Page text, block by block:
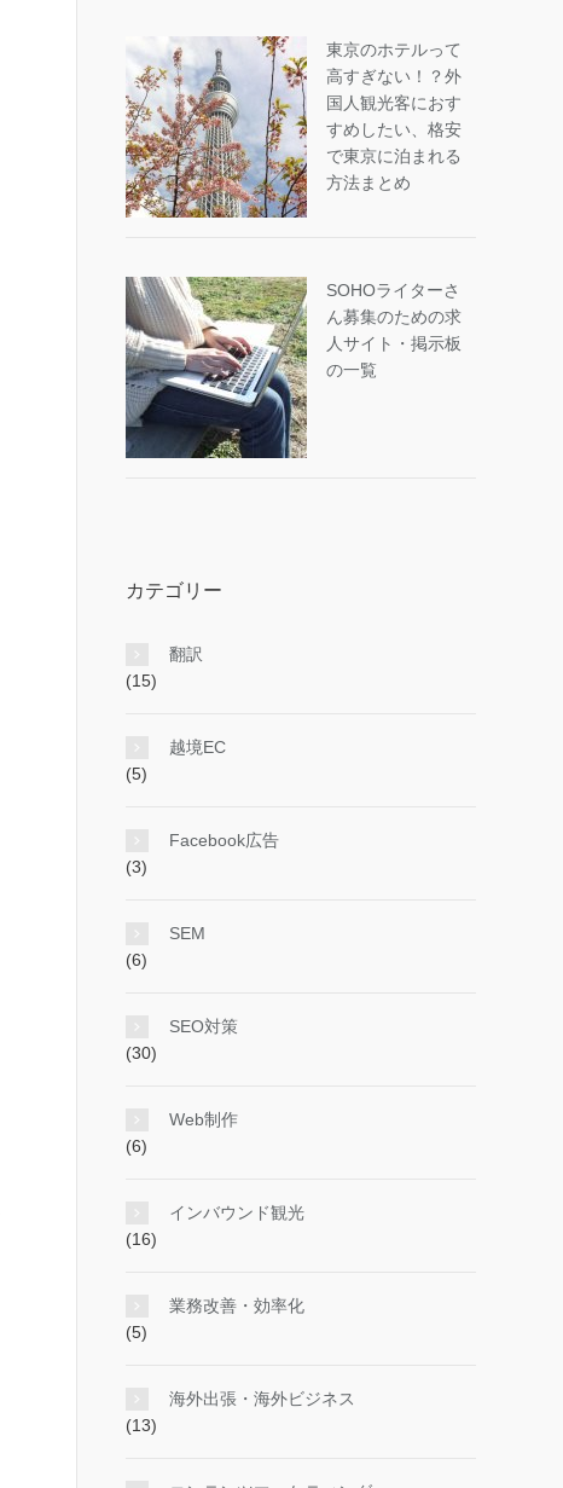
東京のホテルって
高すぎない！？外
国人観光客におす
すめしたい、格安
で東京に泊まれる
方法まとめ
SOHOライターさ
ん募集のための求
人サイト・掲示板
の一覧
カテゴリー
翻訳
(15)
越境EC
(5)
Facebook広告
(3)
SEM
(6)
SEO対策
(30)
Web制作
(6)
インバウンド観光
(16)
業務改善・効率化
(5)
海外出張・海外ビジネス
(13)